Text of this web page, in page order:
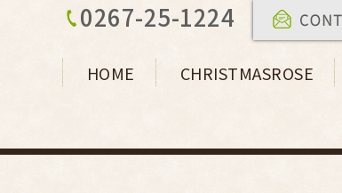
0267-25-1224
HOME CHRISTMASROSE